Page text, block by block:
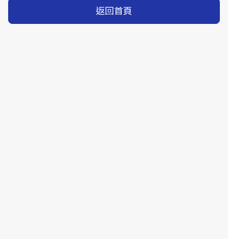
返回首頁